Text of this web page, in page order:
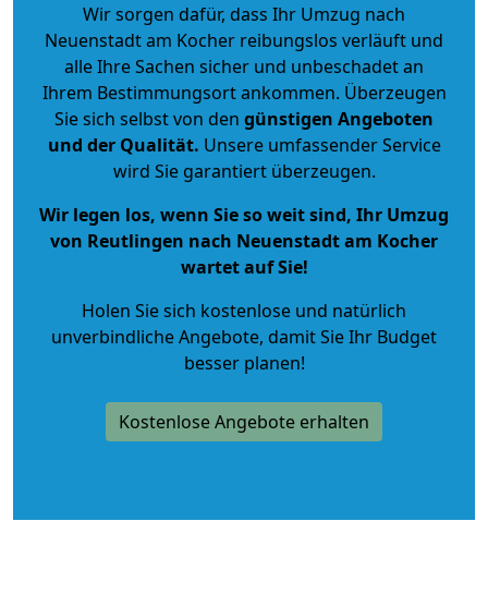
Wir sorgen dafür, dass Ihr Umzug nach
Neuenstadt am Kocher reibungslos verläuft und
alle Ihre Sachen sicher und unbeschadet an
Ihrem Bestimmungsort ankommen. Überzeugen
Sie sich selbst von den günstigen Angeboten
und der Qualität. Unsere umfassender Service
wird Sie garantiert überzeugen.
Wir legen los, wenn Sie so weit sind, Ihr Umzug
von Reutlingen nach Neuenstadt am Kocher
wartet auf Sie!
Holen Sie sich kostenlose und natürlich
unverbindliche Angebote, damit Sie Ihr Budget
besser planen!
Kostenlose Angebote erhalten